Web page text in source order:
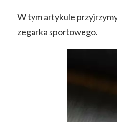
W tym artykule
zegarka sportowego.